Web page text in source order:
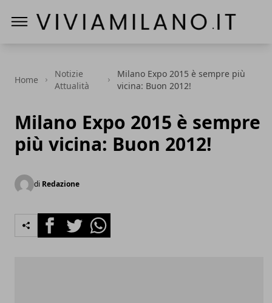
Home
Notizie
Attualità
Milano Expo 2015 è sempre più
vicina: Buon 2012!
Milano Expo 2015 è sempre
più vicina: Buon 2012!
di Redazione
FacebookTwitterWhatsapp